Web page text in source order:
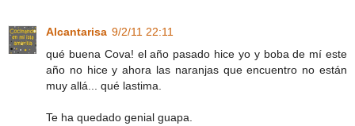
Alcantarisa 9/2/11 22:11
qué buena Cova! el año pasado hice yo y boba de mí este
año no hice y ahora las naranjas que encuentro no están
muy allá... qué lastima.
Te ha quedado genial guapa.